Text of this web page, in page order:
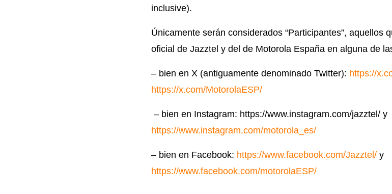
inclusive).
Únicamente serán considerados “Participantes”, aquellos
oficial de Jazztel y del de Motorola España en alguna de
– bien en X (antiguamente denominado Twitter): https://
https://x.com/MotorolaESP/
– bien en Instagram: https://www.instagram.com/jazztel/ y
https://www.instagram.com/motorola_es/
– bien en Facebook: https://www.facebook.com/Jazztel/ y
https://www.facebook.com/motorolaESP/